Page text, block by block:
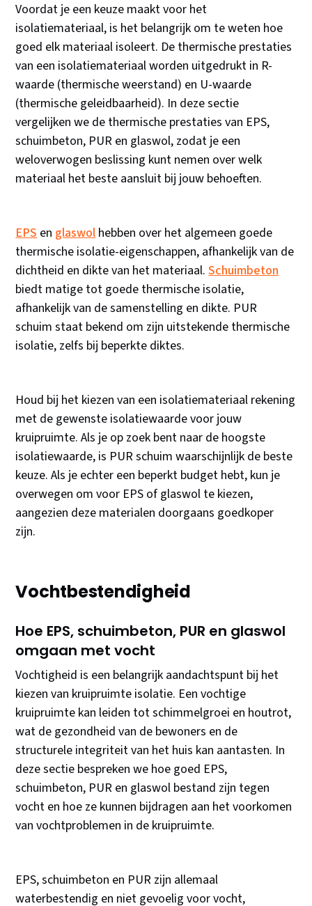
Voordat je een keuze maakt voor het
isolatiemateriaal, is het belangrijk om te weten hoe
goed elk materiaal isoleert. De thermische prestaties
van een isolatiemateriaal worden uitgedrukt in R-
waarde (thermische weerstand) en U-waarde
(thermische geleidbaarheid). In deze sectie
vergelijken we de thermische prestaties van EPS,
schuimbeton, PUR en glaswol, zodat je een
weloverwogen beslissing kunt nemen over welk
materiaal het beste aansluit bij jouw behoeften.
EPSen glaswolhebben over het algemeen goede
thermische isolatie-eigenschappen, afhankelijk van de
dichtheid en dikte van het materiaal.Schuimbeton
biedt matige tot goede thermische isolatie,
afhankelijk van de samenstelling en dikte. PUR
schuim staat bekend om zijn uitstekende thermische
isolatie, zelfs bij beperkte diktes.
Houd bij het kiezen van een isolatiemateriaal rekening
met de gewenste isolatiewaarde voor jouw
kruipruimte. Als je op zoek bent naar de hoogste
isolatiewaarde, is PUR schuim waarschijnlijk de beste
keuze. Als je echter een beperkt budget hebt, kun je
overwegen om voor EPS of glaswol te kiezen,
aangezien deze materialen doorgaans goedkoper
zijn.
Vochtbestendigheid
Hoe EPS, schuimbeton, PUR en glaswol
omgaan met vocht
Vochtigheid is een belangrijk aandachtspunt bij het
kiezen van kruipruimte isolatie. Een vochtige
kruipruimte kan leiden tot schimmelgroei en houtrot,
wat de gezondheid van de bewoners en de
structurele integriteit van het huis kan aantasten. In
deze sectie bespreken we hoe goed EPS,
schuimbeton, PUR en glaswol bestand zijn tegen
vocht en hoe ze kunnen bijdragen aan het voorkomen
van vochtproblemen in de kruipruimte.
EPS, schuimbeton en PUR zijn allemaal
waterbestendig en niet gevoelig voor vocht,